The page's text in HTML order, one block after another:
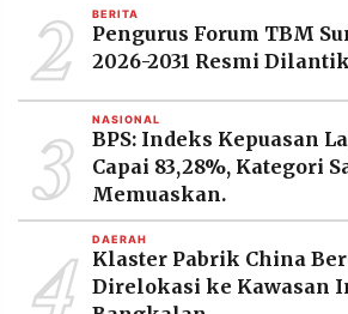
2026
PT.
MEDIA
PRAMUDITA
2 BERITA
Pengurus Forum TBM
2026-2031 Resmi Dilantik
3 NASIONAL
BPS: Indeks Kepuasan
Capai 83,28%, Kategori
Memuaskan.
4 DAERAH
Klaster Pabrik China
Direlokasi ke Kawasan